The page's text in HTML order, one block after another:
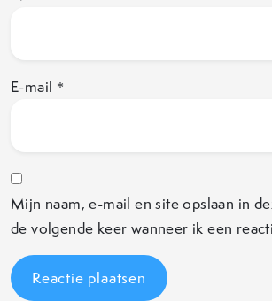
E-mail *
Mijn naam, e-mail en site opslaan in
de volgende keer wanneer ik een